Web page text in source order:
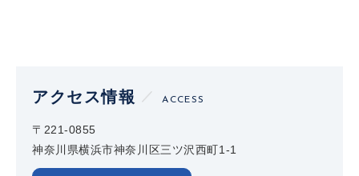
アクセス情報 ACCESS
〒221-0855
神奈川県横浜市神奈川区三ツ沢西町1-1